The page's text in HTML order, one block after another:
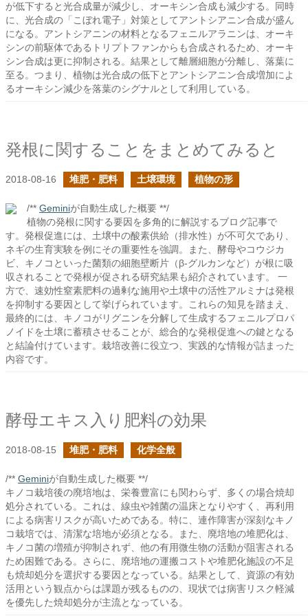
が低下すると光合成量が減少し、オーキシン合成も減少する。同時
に、光合成の「こぼれ電子」対策としてアントシアニン合成が盛ん
になる。アントシアニンの材料となるフェニルアラニンは、オーキ
シンの前駆体であるトリプトファンからも合成されるため、オーキ
シン合成は更に抑制される。結果として離層細胞が分離し、落葉に
至る。つまり、植物は光合成の低下とアントシアニン合成増加によ
るオーキシン減少を落葉のシグナルとして利用している。
発根に関することをまとめてみると
2018-08-16 堆肥・肥料 土壌環境 植物の形
/** Geminiが自動生成した概要 **/
植物の発根に関する要因を多角的に解説するブログ記事で
す。発根促進には、土壌中の酸素供給（排水性）が不可欠であり、
ネギの生育実験を例にその重要性を強調。また、酵母やコウジカ
ビ、キノコといった菌類の細胞壁断片（β-グルカンなど）が根に吸
収されることで発根が促される研究結果も紹介されています。 一
方で、速効性窒素肥料の過剰な施用や土壌中の活性アルミナは発根
を抑制する要因として挙げられています。これらの知見を踏まえ、
最終的には、キノコがリグニンを分解して生成するフェニルプロパ
ノイドを土壌に蓄積させることが、総合的な発根促進への鍵となる
と結論付けています。栽培改善に役立つ、実践的な情報が詰まった
内容です。
酵母エキス入り肥料の効果
2018-08-15 堆肥・肥料 化学全般
/** Geminiが自動生成した概要 **/
キノコ栽培後の廃培地は、栄養豊富にも関わらず、多くの場合焼却
処分されている。これは、線虫や雑菌の温床となりやすく、再利用
による病害リスクが高いためである。特に、連作障害が深刻なキノ
コ栽培では、清潔な培地が必須となる。また、廃培地の堆肥化は、
キノコ菌の増殖が抑制されず、他の有用微生物の活動が阻害される
ため困難である。さらに、廃培地の運搬コストや堆肥化施設の不足
も焼却処分を選択する要因となっている。結果として、資源の有効
活用という観点からは課題が残るものの、現状では病害リスク軽減
を優先した焼却処分が主流となっている。